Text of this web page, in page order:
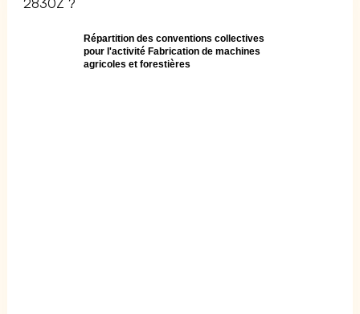
Répartition des conventions collectives
pour l'activité Fabrication de machines
agricoles et forestières